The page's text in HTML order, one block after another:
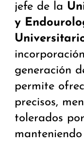
jefe de la
y
generación
permite
precisos,
tolerados